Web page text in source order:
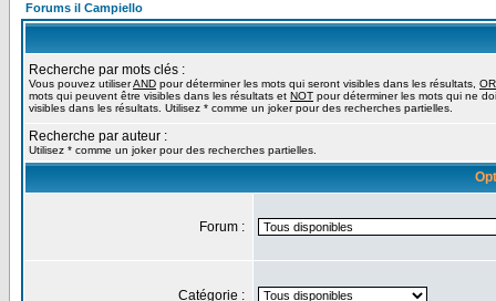
Forums il Campiello
Recherche par mots clés :
Vous pouvez utiliserAND pour déterminer les mots qui seront visibles dans les résultats, OR
mots qui peuvent être visibles dans les résultats et NOT pour déterminer les mots qui ne
visibles dans les résultats. Utilisez * comme un joker pour des recherches partielles.
Recherche par auteur :
Utilisez * comme un joker pour des recherches partielles.
Forum :
Catégorie :